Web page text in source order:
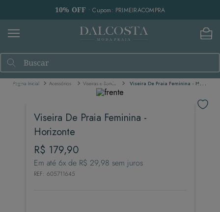
10% OFF • Cupom: PRIMEIRACOMPRA
Buscar
Acessórios Viseiras e Bonés Viseira De Praia Feminina - Horizonte
Viseira De Praia Feminina -
Horizonte
R$ 179,90
Em até 6x de R$ 29,98 sem juros
REF: 605711645